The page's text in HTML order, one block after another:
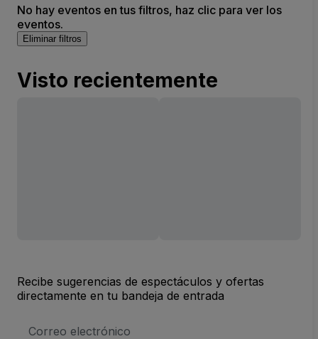
No hay eventos en tus filtros, haz clic para ver los
eventos.
Eliminar filtros
Visto recientemente
Recibe sugerencias de espectáculos y ofertas
directamente en tu bandeja de entrada
de